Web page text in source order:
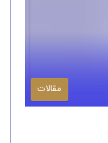
مقالات